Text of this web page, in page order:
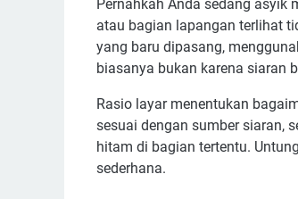
Pernahkah Anda sedang asyik
atau bagian lapangan terlihat
yang baru dipasang,
biasanya bukan karena siaran
Rasio layar menentukan
sesuai dengan sumber siaran,
hitam di bagian tertentu.
sederhana.